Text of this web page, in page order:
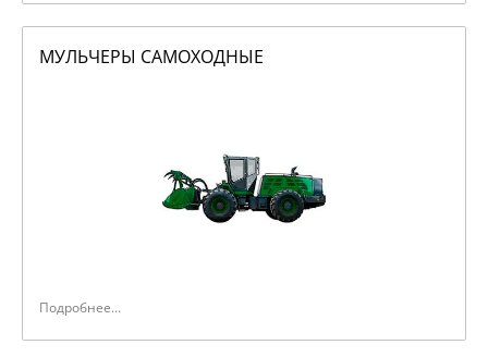
МУЛЬЧЕРЫ САМОХОДНЫЕ
Подробнее...